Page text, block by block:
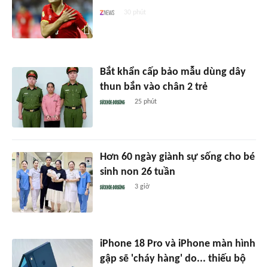
30 phút
Bắt khẩn cấp bảo mẫu dùng dây
thun bắn vào chân 2 trẻ
25 phút
Hơn 60 ngày giành sự sống cho bé
sinh non 26 tuần
3 giờ
iPhone 18 Pro và iPhone màn hình
gập sẽ 'cháy hàng' do... thiếu bộ